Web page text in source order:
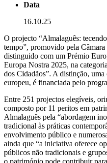
Data
16.10.25
O projecto “Almalaguês:
tempo”, promovido pela
distinguido com um Prémio
Europa Nostra 2025, na
dos Cidadãos”. A distinção,
europeu, é financiada pelo
Entre 251 projectos elegíveis,
composto por 11 peritos em
Almalaguês pela “abordagem
tradicional às práticas
envolvimento público e
ainda que “a iniciativa oferece
públicos não tradicionais e
o património pode contribuir